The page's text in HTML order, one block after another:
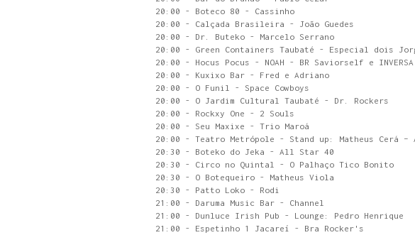
20:00 - Boteco 80 - Cassinho
20:00 - Calçada Brasileira - João Guedes
20:00 - Dr. Buteko - Marcelo Serrano
20:00 - Green Containers Taubaté - Especial dois
20:00 - Hocus Pocus - NOAH - BR Saviorself e INVERSA
20:00 - Kuxixo Bar - Fred e Adriano
20:00 - O Funil - Space Cowboys
20:00 - O Jardim Cultural Taubaté - Dr. Rockers
20:00 - Rockxy One - 2 Souls
20:00 - Seu Maxixe - Trio Maroá
20:00 - Teatro Metrópole - Stand up: Matheus Cerá –
20:30 - Boteko do Jeka - All Star 40
20:30 - Circo no Quintal - O Palhaço Tico Bonito
20:30 - O Botequeiro - Matheus Viola
20:30 - Patto Loko - Rodi
21:00 - Daruma Music Bar - Channel
21:00 - Dunluce Irish Pub - Lounge: Pedro Henrique
21:00 - Espetinho 1 Jacareí - Bra Rocker's